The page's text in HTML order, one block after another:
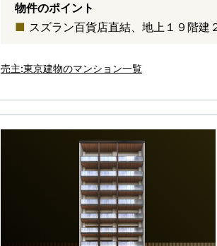
物件のポイント
スズラン百貨店直結、地上１９階
売主:東京建物のマンション一覧